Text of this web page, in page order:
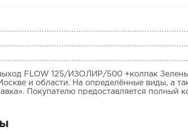
FLOW 125/ИЗОЛИР/500 +колпак
и области. На определённые виды, а
Покупателю предоставляется полный